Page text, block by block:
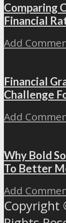
Comparing
Financial
Add
Financial
Challenge
Add
Why Bold
To Better
Add
Copyright